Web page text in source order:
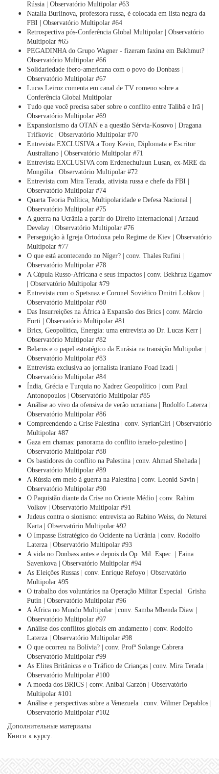
Rússia | Observatório Multipolar #63
Natalia Burlinova, professora russa, é colocada em lista negra da
FBI | Observatório Multipolar #64
Retrospectiva pós-Conferência Global Multipolar | Observatório
Multipolar #65
PEGADINHA do Grupo Wagner - fizeram faxina em Bakhmut? |
Observatório Multipolar #66
Solidariedade ibero-americana com o povo do Donbass |
Observatório Multipolar #67
Lucas Leiroz comenta em canal de TV romeno sobre a
Conferência Global Multipolar
Tudo que você precisa saber sobre o conflito entre Talibã e Irã |
Observatório Multipolar #69
Expansionismo da OTAN e a questão Sérvia-Kosovo | Dragana
Trifkovic | Observatório Multipolar #70
Entrevista EXCLUSIVA a Tony Kevin, Diplomata e Escritor
Australiano | Observatório Multipolar #71
Entrevista EXCLUSIVA com Erdenechuluun Lusan, ex-MRE da
Mongólia | Observatório Multipolar #72
Entrevista com Mira Terada, ativista russa e chefe da FBI |
Observatório Multipolar #74
Quarta Teoria Política, Multipolaridade e Defesa Nacional |
Observatório Multipolar #75
A guerra na Ucrânia a partir do Direito Internacional | Arnaud
Develay | Observatório Multipolar #76
Perseguição à Igreja Ortodoxa pelo Regime de Kiev | Observatório
Multipolar #77
O que está acontecendo no Níger? | conv. Thales Rufini |
Observatório Multipolar #78
A Cúpula Russo-Africana e seus impactos | conv. Bekhruz Egamov
| Observatório Multipolar #79
Entrevista com o Spetsnaz e Coronel Soviético Dmitri Lobkov |
Observatório Multipolar #80
Das Insurreições na África à Expansão dos Brics | conv. Márcio
Forti | Observatório Multipolar #81
Brics, Geopolítica, Energia: uma entrevista ao Dr. Lucas Kerr |
Observatório Multipolar #82
Belarus e o papel estratégico da Eurásia na transição Multipolar |
Observatório Multipolar #83
Entrevista exclusiva ao jornalista iraniano Foad Izadi |
Observatório Multipolar #84
Índia, Grécia e Turquia no Xadrez Geopolítico | com Paul
Antonopoulos | Observatório Multipolar #85
Análise ao vivo da ofensiva de verão ucraniana | Rodolfo Laterza |
Observatório Multipolar #86
Compreendendo a Crise Palestina | conv. SyrianGirl | Observatório
Multipolar #87
Gaza em chamas: panorama do conflito israelo-palestino |
Observatório Multipolar #88
Os bastidores do conflito na Palestina | conv. Ahmad Shehada |
Observatório Multipolar #89
A Rússia em meio à guerra na Palestina | conv. Leonid Savin |
Observatório Multipolar #90
O Paquistão diante da Crise no Oriente Médio | conv. Rahim
Volkov | Observatório Multipolar #91
Judeus contra o sionismo: entrevista ao Rabino Weiss, do Neturei
Karta | Observatório Multipolar #92
O Impasse Estratégico do Ocidente na Ucrânia | conv. Rodolfo
Laterza | Observatório Multipolar #93
A vida no Donbass antes e depois da Op. Mil. Espec. | Faina
Savenkova | Observatório Multipolar #94
As Eleições Russas | conv. Enrique Refoyo | Observatório
Multipolar #95
O trabalho dos voluntários na Operação Militar Especial | Grisha
Putin | Observatório Multipolar #96
A África no Mundo Multipolar | conv. Samba Mbenda Diaw |
Observatório Multipolar #97
Análise dos conflitos globais em andamento | conv. Rodolfo
Laterza | Observatório Multipolar #98
O que ocorreu na Bolívia? | conv. Profª Solange Cabrera |
Observatório Multipolar #99
As Elites Britânicas e o Tráfico de Crianças | conv. Mira Terada |
Observatório Multipolar #100
A moeda dos BRICS | conv. Aníbal Garzón | Observatório
Multipolar #101
Análise e perspectivas sobre a Venezuela | conv. Wilmer Depablos |
Observatório Multipolar #102
Дополнительные материалы
Книги к курсу: